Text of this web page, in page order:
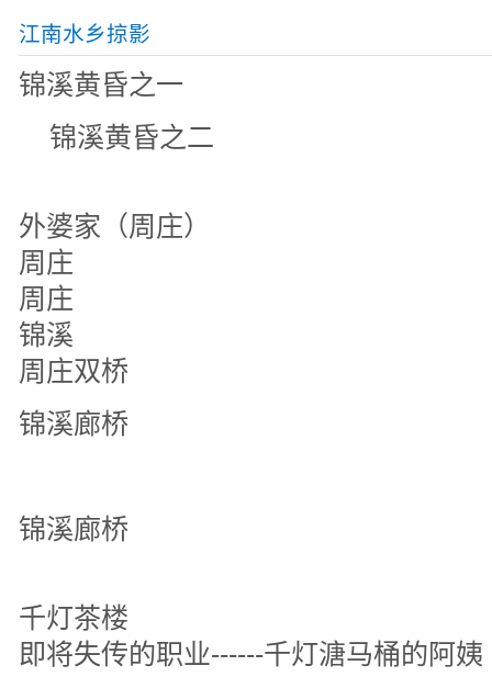
江南水乡掠影
锦溪黄昏之一
锦溪黄昏之二
外婆家（周庄）
周庄
周庄
锦溪
周庄双桥
锦溪廊桥
锦溪廊桥
千灯茶楼
即将失传的职业------千灯溏马桶的阿姨